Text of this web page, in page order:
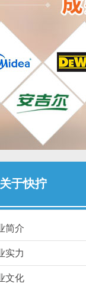
关于快拧
简介
实力
文化